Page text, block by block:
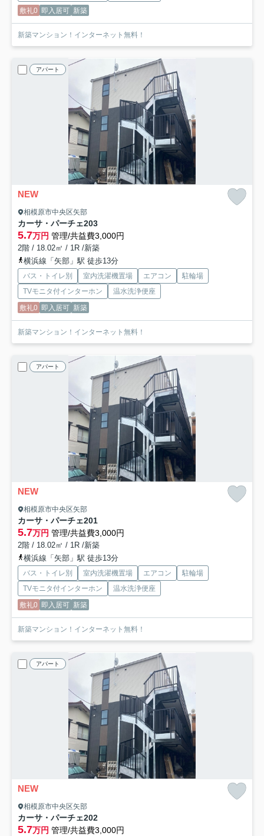
敷礼0 即入居可 新築
新築マンション！インターネット無料！
アパート
NEW
相模原市中央区矢部
カーサ・パーチェ203
5.7万円 管理/共益費3,000円
2階 / 18.02㎡ / 1R /新築
横浜線「矢部」駅 徒歩13分
バス・トイレ別 室内洗濯機置場 エアコン
駐輪場
TVモニタ付インターホン
温水洗浄便座
敷礼0 即入居可 新築
新築マンション！インターネット無料！
アパート
NEW
相模原市中央区矢部
カーサ・パーチェ201
5.7万円 管理/共益費3,000円
2階 / 18.02㎡ / 1R /新築
横浜線「矢部」駅 徒歩13分
バス・トイレ別 室内洗濯機置場 エアコン
駐輪場
TVモニタ付インターホン
温水洗浄便座
敷礼0 即入居可 新築
新築マンション！インターネット無料！
アパート
NEW
相模原市中央区矢部
カーサ・パーチェ202
5.7万円 管理/共益費3,000円